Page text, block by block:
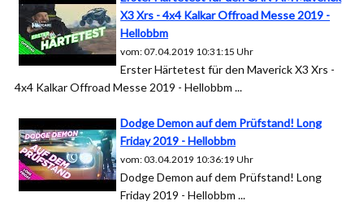
X3 Xrs - 4x4 Kalkar Offroad Messe 2019 -
Hellobbm
vom: 07.04.2019 10:31:15 Uhr
Erster Härtetest für den Maverick X3 Xrs -
4x4 Kalkar Offroad Messe 2019 - Hellobbm ...
Dodge Demon auf dem Prüfstand! Long
Friday 2019 - Hellobbm
vom: 03.04.2019 10:36:19 Uhr
Dodge Demon auf dem Prüfstand! Long
Friday 2019 - Hellobbm ...